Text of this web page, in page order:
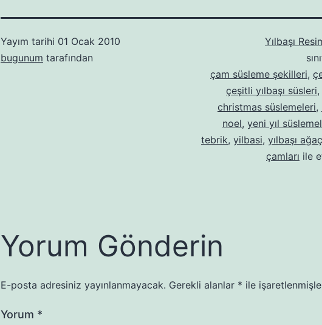
Yayım tarihi 01 Ocak 2010
bugunum tarafından
Yılbaşı
çam süsleme şekilleri,
çeşitli yılbaşı süsleri,
christmas süslemeleri,
noel, yeni yıl
tebrik, yilbasi, yılbaşı
çamları ile
Yorum Gönderin
E-posta adresiniz yayınlanmayacak. Gerekli alanlar * ile
Yorum *